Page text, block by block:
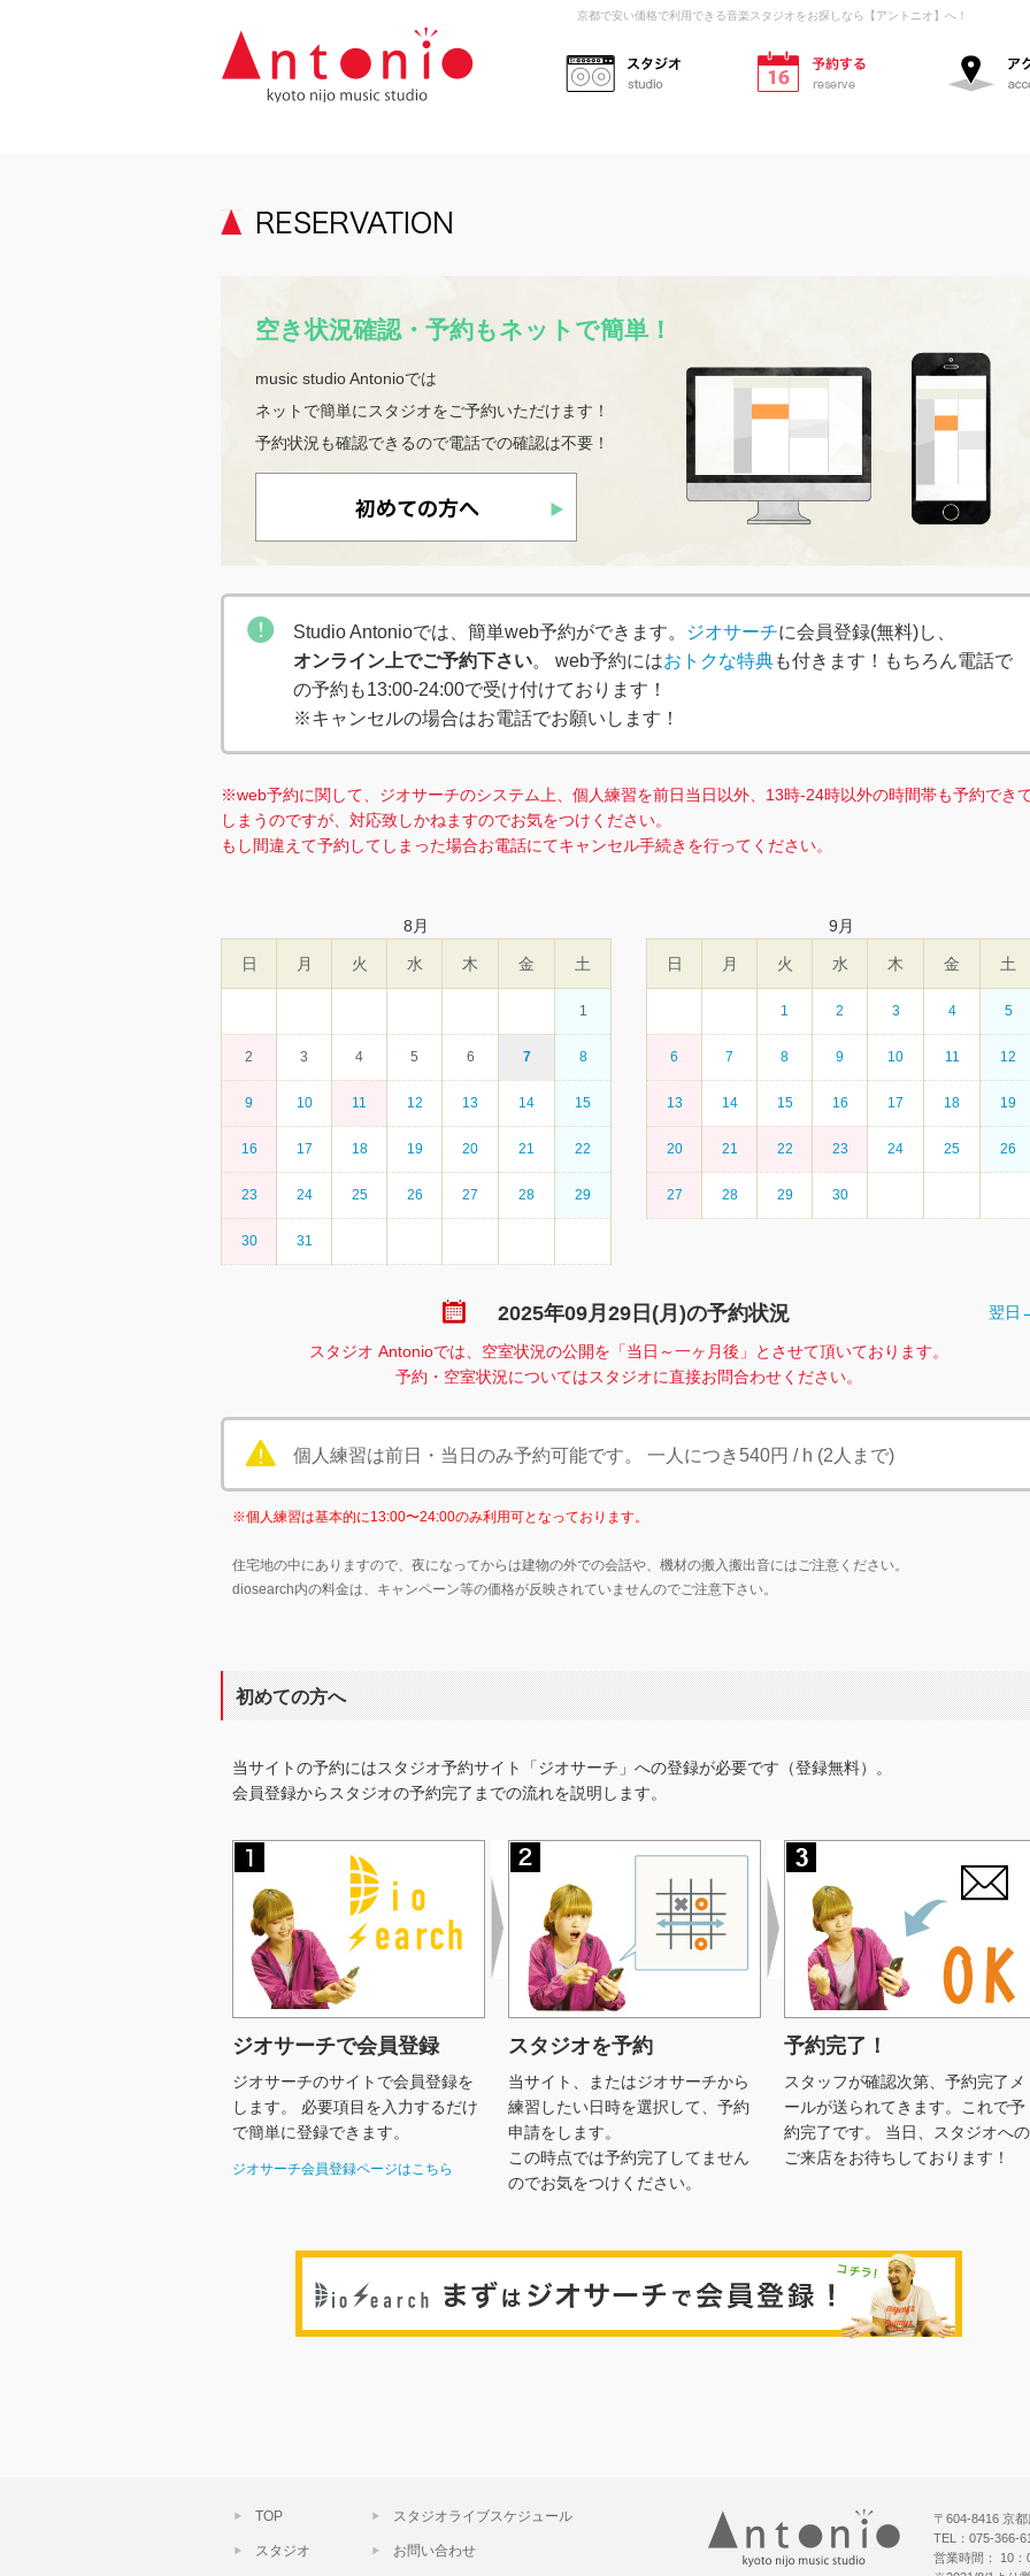
京都で安い価格で利用できる音楽スタジオをお探しなら【アントニオ】へ！
スタジオ
空き状況確認・予約もネットで簡単！
music studio Antonioでは
ネットで簡単にスタジオをご予約いただけます！
予約状況も確認できるので電話での確認は不要！
Studio Antonioでは、簡単web予約ができます。 ジオサーチに会員登録(無料)し、
オンライン上でご予約下さい。 web予約にはおトクな特典も付きます！もちろん電話で
の予約も13:00-24:00で受け付けております！
※キャンセルの場合はお電話でお願いします！
※web予約に関して、ジオサーチのシステム上、個人練習を前日当日以外、13時-24時以外の時間帯も予約でき
しまうのですが、対応致しかねますのでお気をつけください。
もし間違えて予約してしまった場合お電話にてキャンセル手続きを行ってください。
8 月
日 月 火 水 木 金 土
1
2 3 4 5 6 7 8
9 10 11 12 13 14 15
16 17 18 19 20 21 22
23 24 25 26 27 28 29
30 31
9 月
日 月 火 水 木 金 土
1 2 3 4 5
6 7 8 9 10 11 12
13 14 15 16 17 18 19
20 21 22 23 24 25 26
27 28 29 30
翌日
2025年09月29日(月 )の予約状況
スタジオ Antonioでは、空室状況の公開を「当日～一ヶ月後」とさせて頂いております。
予約・空室状況についてはスタジオに直接お問合わせください。
個人練習は前日・当日のみ予約可能です。 一人につき540円 / h (2人まで)
※個人練習は基本的に13:00〜24:00のみ利用可となっております。
住宅地の中にありますので、夜になってからは建物の外での会話や、機材の搬入搬出音にはご注意ください。
diosearch内の料金は、キャンペーン等の価格が反映されていませんのでご注意下さい。
初めての方へ
当サイトの予約にはスタジオ予約サイト「ジオサーチ」への登録が必要です（登録無料）。
会員登録からスタジオの予約完了までの流れを説明します。
ジオサーチで会員登録
ジオサーチのサイトで会員登録を
します。 必要項目を入力するだけ
で簡単に登録できます。
ジオサーチ会員登録ページはこちら
スタジオを予約
当サイト、またはジオサーチから
練習したい日時を選択して、予約
申請をします。
この時点では予約完了してません
のでお気をつけください。
予約完了！
スタッフが確認次第、予約完了メ
ールが送られてきます。これで予
約完了です。 当日、スタジオへの
ご来店をお待ちしております！
TOP
スタジオ
スタジオライブスケジュール
お問い合わせ
〒604-8416 京
TEL：075-366-
営業時間： 10：